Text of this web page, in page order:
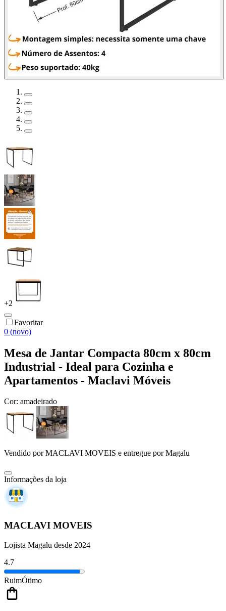
+2
Favoritar
0 (novo)
Mesa de Jantar Compacta 80cm x 80cm
Industrial - Ideal para Cozinha e
Apartamentos - Maclavi Móveis
Cor: amadeirado
Vendido porMACLAVI MOVEIS e entregue por Magalu
Informações da loja
MACLAVI MOVEIS
Lojista Magalu desde 2024
4.7
RuimÓtimo